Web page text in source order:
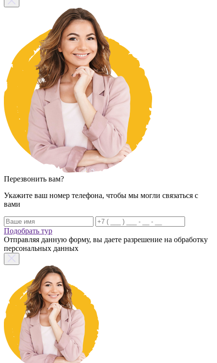
Перезвонить вам?
Укажите ваш номер телефона, чтобы мы могли связаться с
вами
Подобрать тур
Отправляя данную форму, вы даете разрешение на обработку
персональных данных